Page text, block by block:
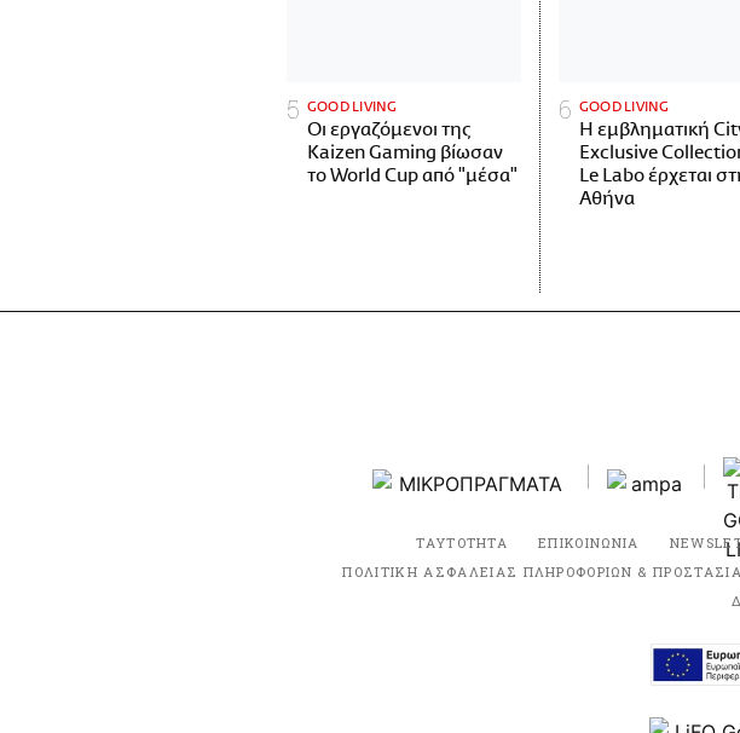
GOOD LIVING
Οι εργαζόμενοι της
Kaizen Gaming βίωσαν
το World Cup από "μέσα"
GOOD LIVING
Η εμβληματική
Exclusive
Le Labo έρχεται
Αθήνα
ΤΑΥΤΟΤΗΤΑ ΕΠΙΚΟΙΝΩΝΙΑ
ΠΟΛΙΤΙΚΗ ΑΣΦΑΛΕΙΑΣ ΠΛΗΡΟΦΟΡΙΩΝ &